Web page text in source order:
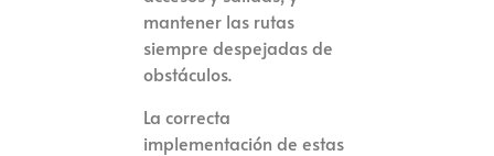
mantener las rutas
siempre despejadas de
obstáculos.
La correcta
implementación de estas